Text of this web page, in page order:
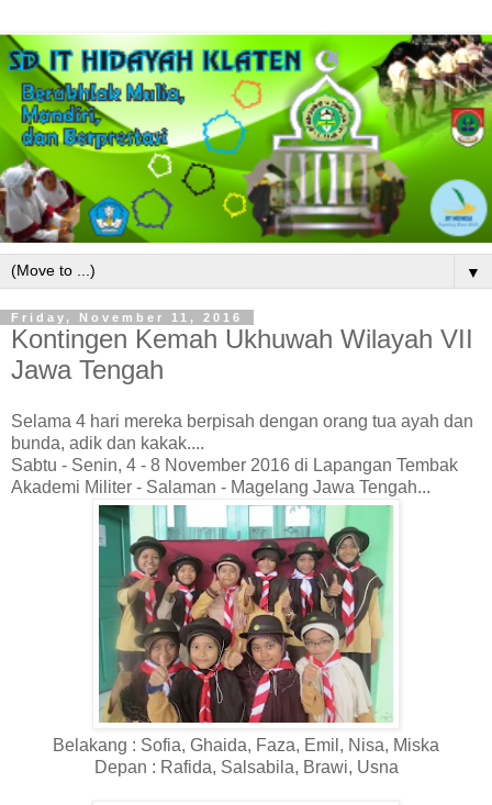
▼
Friday, November 11, 2016
Kontingen Kemah Ukhuwah Wilayah VII
Jawa Tengah
Selama 4 hari mereka berpisah dengan orang tua ayah dan
bunda, adik dan kakak....
Sabtu - Senin, 4 - 8 November 2016 di Lapangan Tembak
Akademi Militer - Salaman - Magelang Jawa Tengah...
Belakang : Sofia, Ghaida, Faza, Emil, Nisa, Miska
Depan : Rafida, Salsabila, Brawi, Usna